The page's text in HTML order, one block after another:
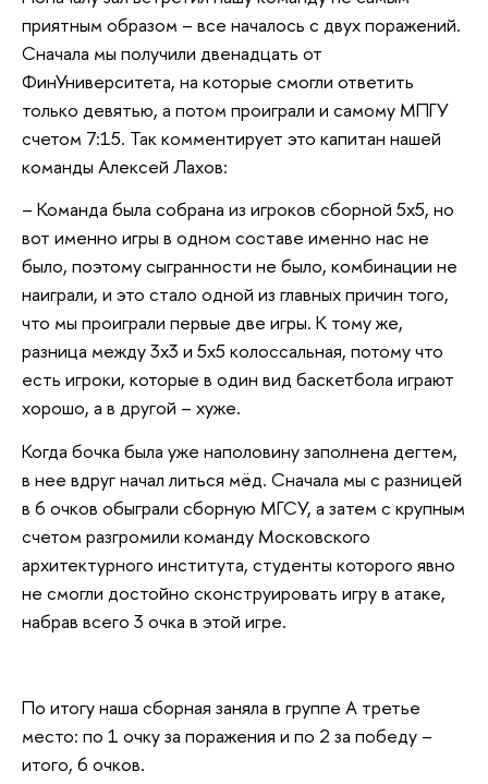
приятным образом – все началось с двух поражений.
Сначала мы получили двенадцать от
ФинУниверситета, на которые смогли ответить
только девятью, а потом проиграли и самому МПГУ
счетом 7:15. Так комментирует это капитан нашей
команды Алексей Лахов:
– Команда была собрана из игроков сборной 5х5, но
вот именно игры в одном составе именно нас не
было, поэтому сыгранности не было, комбинации не
наиграли, и это стало одной из главных причин того,
что мы проиграли первые две игры. К тому же,
разница между 3x3 и 5х5 колоссальная, потому что
есть игроки, которые в один вид баскетбола играют
хорошо, а в другой – хуже.
Когда бочка была уже наполовину заполнена дегтем,
в нее вдруг начал литься мёд. Сначала мы с разницей
в 6 очков обыграли сборную МГСУ, а затем с крупным
счетом разгромили команду Московского
архитектурного института, студенты которого явно
не смогли достойно сконструировать игру в атаке,
набрав всего 3 очка в этой игре.
По итогу наша сборная заняла в группе А третье
место: по 1 очку за поражения и по 2 за победу –
итого, 6 очков.